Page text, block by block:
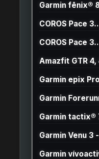
Garmin fēnix®
COROS Pace
COROS Pace
Amazfit GTR
Garmin epix
Garmin
Garmin
Garmin Venu
Garmin